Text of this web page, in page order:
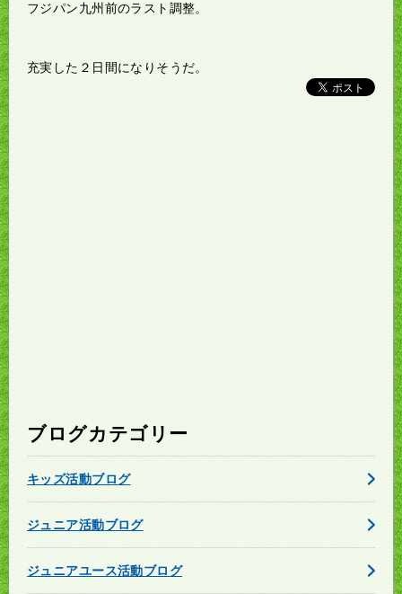
フジパン九州前のラスト調整。
充実した２日間になりそうだ。
ブログカテゴリー
キッズ活動ブログ
ジュニア活動ブログ
ジュニアユース活動ブログ